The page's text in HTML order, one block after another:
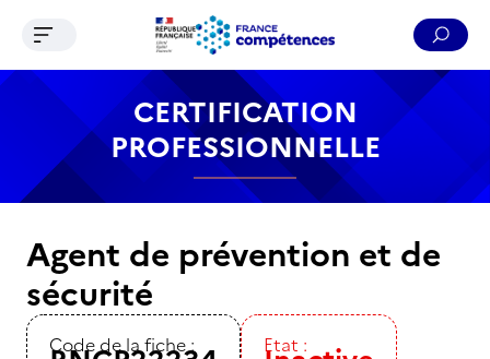
Contenu Recherche Menu Pied de page
Ouvrir le menu de navigation
CERTIFICATION
PROFESSIONNELLE
Agent de prévention et de
sécurité
Code de la fiche : Etat :